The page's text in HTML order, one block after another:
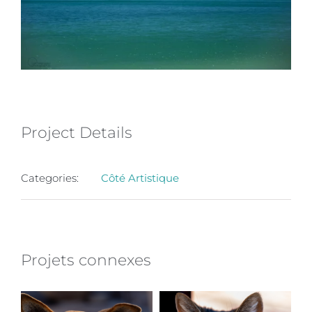
Project Details
Categories: Côté Artistique
Projets connexes